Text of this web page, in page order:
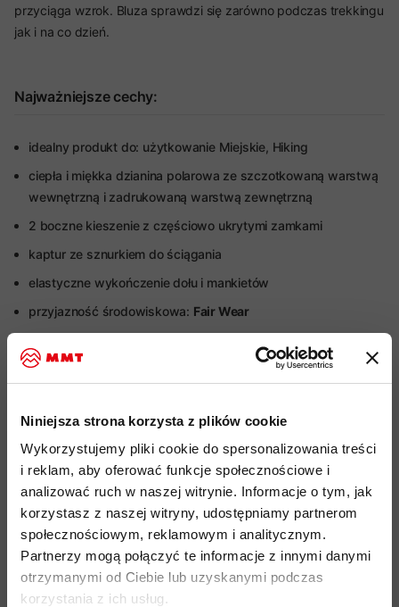
Niniejsza strona korzysta z plików cookie
Wykorzystujemy pliki cookie do spersonalizowania treści
i reklam, aby oferować funkcje społecznościowe i
analizować ruch w naszej witrynie. Informacje o tym, jak
korzystasz z naszej witryny, udostępniamy partnerom
społecznościowym, reklamowym i analitycznym.
Partnerzy mogą połączyć te informacje z innymi danymi
otrzymanymi od Ciebie lub uzyskanymi podczas
korzystania z ich usług.
przyciąga wzrok. Bluza sprawdzi się zarówno podczas trekkingu
jak i na co dzień.
Najważniejsze cechy:
idealny produkt do: użytkowanie Miejskie, Hiking
ciepła i miękka dzianina polarowa ze szczotkowaną warstwą
wewnętrzną i zadrukowaną warstwą zewnętrzną
2 boczne kieszenie z częściowo ukrytymi zamkami
kaptur ze sznurkiem do ściągania
elastyczne wykończenie dołu i mankietów
przyjazność środowiskowa: Fair Wear
Specyfikacja
Do tego produktu rekomendujemy